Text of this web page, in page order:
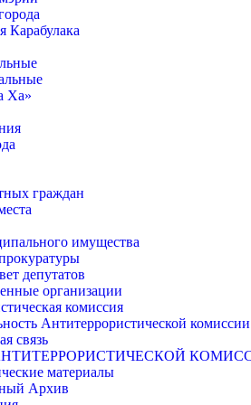
Карабулака
Ха»
граждан
имущества
депутатов
организации
комиссия
Антитеррористической комиссии
связь
материалы
Архив